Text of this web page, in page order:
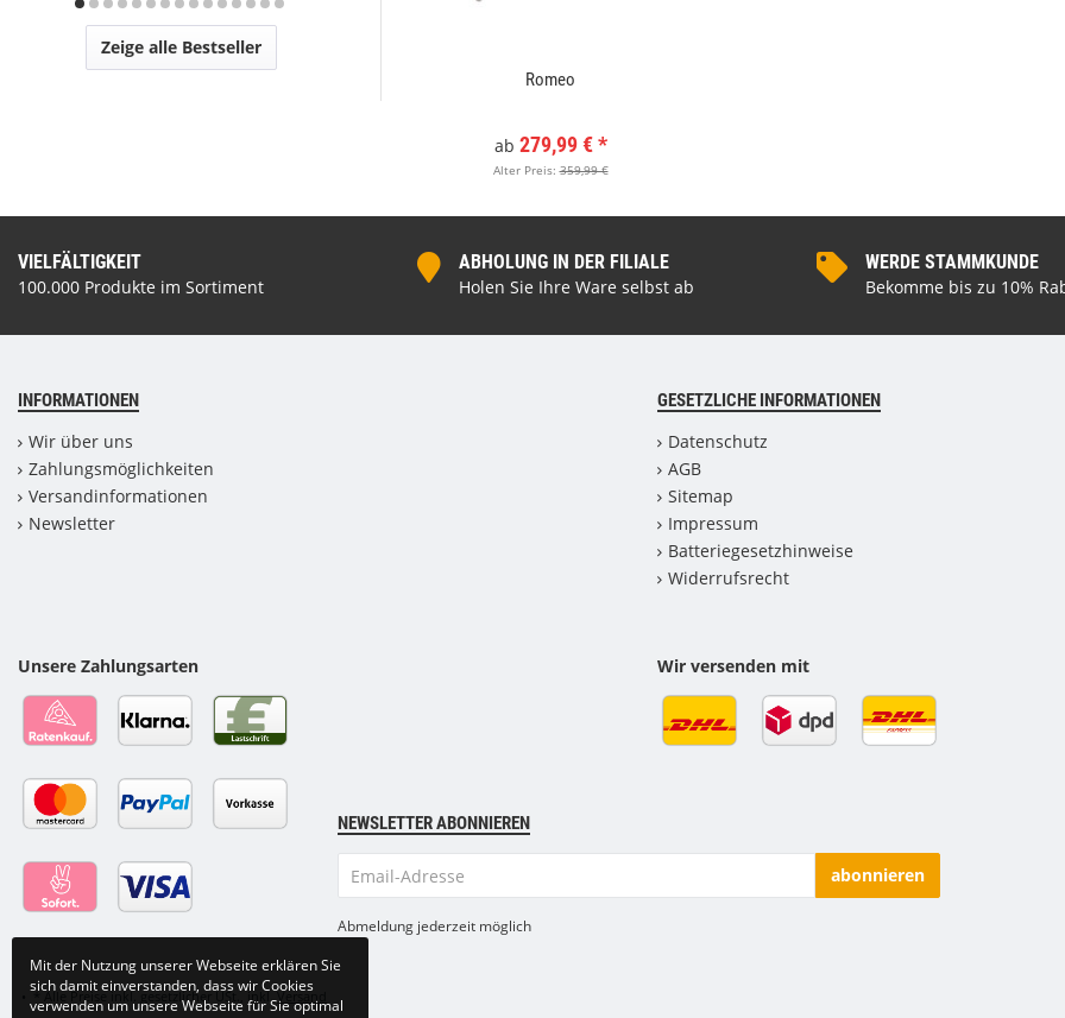
Romeo
ab 279,99 € *
Alter Preis:359,99 €
Zeige alle Bestseller
VIELFÄLTIGKEIT
100.000 Produkte im Sortiment
ABHOLUNG IN DER FILIALE
Holen Sie Ihre Ware selbst ab
WERDE STAMMKUNDE
Bekomme bis zu 10%
INFORMATIONEN
Wir über uns
Zahlungsmöglichkeiten
Versandinformationen
Newsletter
GESETZLICHE INFORMATIONEN
Datenschutz
AGB
Sitemap
Impressum
Batteriegesetzhinweise
Widerrufsrecht
Unsere Zahlungsarten Wir versenden mit
NEWSLETTER ABONNIEREN
Adresse
abonnieren
Abmeldung jederzeit möglich
•*Alle Preise inkl. gesetzlicher USt., inkl.Versand
Mit der Nutzung unserer Webseite erklären Sie
sich damit einverstanden, dass wir Cookies
verwenden um unsere Webseite für Sie optimal